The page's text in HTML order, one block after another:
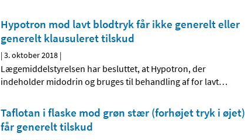
Hypotron mod lavt blodtryk får ikke generelt eller
generelt klausuleret tilskud
|3. oktober 2018 |
Lægemiddelstyrelsen har besluttet, at Hypotron, der
indeholder midodrin og bruges til behandling af for lavt…
Taflotan i flaske mod grøn stær (forhøjet tryk i øjet)
får generelt tilskud